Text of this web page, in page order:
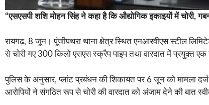
“एसएसपी शशि मोहन सिंह ने कहा है कि औद्योगिक इकाइयों में चोरी,
रायगढ़, 8 जून। पूंजीपथरा थाना क्षेत्र स्थित एनआरवीएस स्टील
से चोरी गए 300 किलो एसएस स्क्रैप पाइप तथा वारदात में प्रयुक्त
पुलिस के अनुसार, प्लांट प्रबंधन की शिकायत पर 6 जून को मामला
आरोपियों ने संगठित रूप से चोरी की वारदात को अंजाम देने की बात